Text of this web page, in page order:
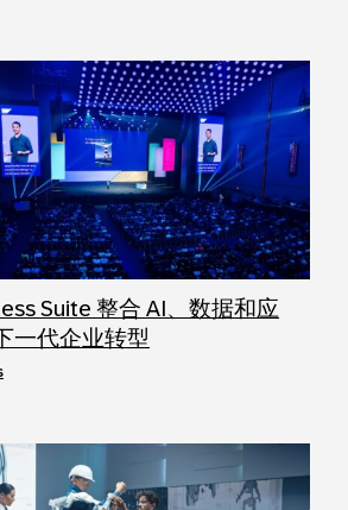
Suite 整合 AI、数据和应
一代企业转型